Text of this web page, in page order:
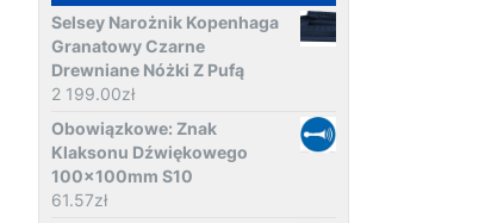
Selsey Narożnik Kopenhaga
Granatowy Czarne
Drewniane Nóżki Z Pufą
2 199.00zł
Obowiązkowe: Znak
Klaksonu Dźwiękowego
100x100mm S10
61.57zł